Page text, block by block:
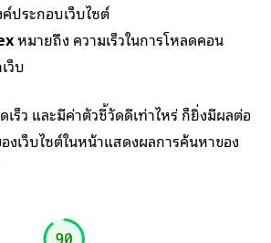
ประกอบเว็บไซต์
หมายถึง ความเร็วในการโหลดคอน
ว็บ
ร็ว และมีค่าตัวชี้วัดดีเท่าไหร่ ก็ยิ่งมีผลต่อ
งเว็บไซต์ในหน้าแสดงผลการค้นหาของ